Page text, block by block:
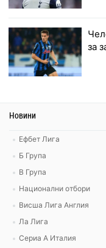
за
Новини
Ефбет Лига
Б Група
В Група
Национални отбори
Висша Лига Англия
Ла Лига
Сериа А Италия